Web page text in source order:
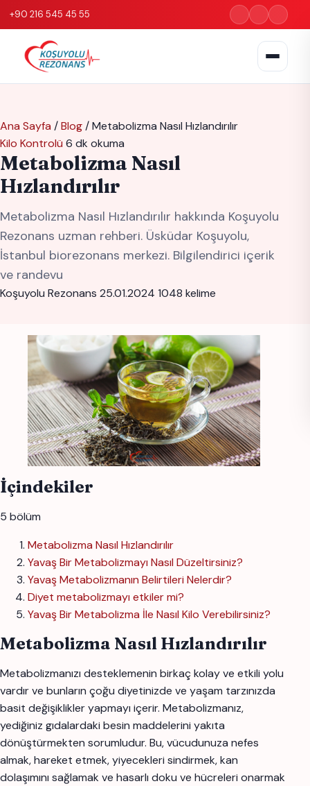
+90 216 545 45 55
Ana Sayfa /Blog/Metabolizma Nasıl Hızlandırılır
Kilo Kontrolü 6 dk okuma
Metabolizma Nasıl
Hızlandırılır
Metabolizma Nasıl Hızlandırılır hakkında Koşuyolu
Rezonans uzman rehberi. Üsküdar Koşuyolu,
İstanbul biorezonans merkezi. Bilgilendirici içerik
ve randevu
Koşuyolu Rezonans 25.01.2024 1048 kelime
İçindekiler
5 bölüm
Metabolizma Nasıl Hızlandırılır
Yavaş Bir Metabolizmayı Nasıl Düzeltirsiniz?
Yavaş Metabolizmanın Belirtileri Nelerdir?
Diyet metabolizmayı etkiler mi?
Yavaş Bir Metabolizma İle Nasıl Kilo Verebilirsiniz?
Metabolizma Nasıl Hızlandırılır
Metabolizmanızı desteklemenin birkaç kolay ve etkili yolu
vardır ve bunların çoğu diyetinizde ve yaşam tarzınızda
basit değişiklikler yapmayı içerir. Metabolizmanız,
yediğiniz gıdalardaki besin maddelerini yakıta
dönüştürmekten sorumludur. Bu, vücudunuza nefes
almak, hareket etmek, yiyecekleri sindirmek, kan
dolaşımını sağlamak ve hasarlı doku ve hücreleri onarmak